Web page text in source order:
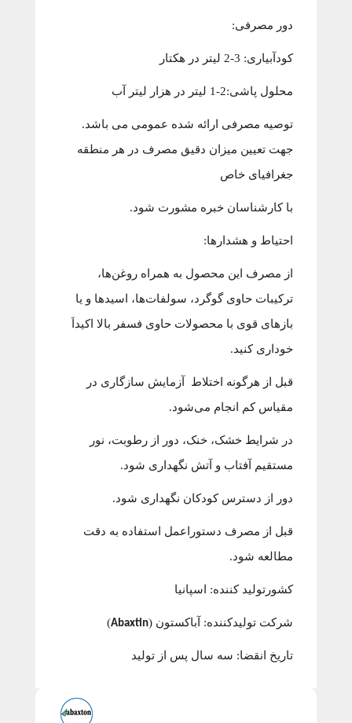
دور مصرفی:
کودآبیاری: 3-2 لیتر در هکتار
محلول پاشی:2-1 لیتر در هزار لیتر آب
توصیه مصرفی ارائه شده عمومی می باشد.
جهت تعیین میزان دقیق مصرف در هر منطقه
جغرافیای خاص
با کارشناسان خبره مشورت شود.
احتیاط و هشدارها:
از مصرف این محصول به همراه روغن‌ها،
ترکیبات حاوی گوگرد، سولفات‌ها، اسیدها و یا
بازهای قوی با محصولات حاوی فسفر بالا اکیداَ
خوداری کنید.
قبل از هرگونه اختلاط آزمایش سازگاری در
مقیاس کم انجام می‌شود.
در شرایط خشک، خنک، دور از رطوبت، نور
مستقیم آفتاب و آتش نگهداری شود.
دور از دسترس کودکان نگهداری شود.
قبل از مصرف دستوراعمل استفاده به دقت
مطالعه شود.
کشورتولید کننده: اسپانیا
شرکت تولیدکننده: آباکستون (Abaxtin
)
تاریخ انقضا: سه سال پس از تولید